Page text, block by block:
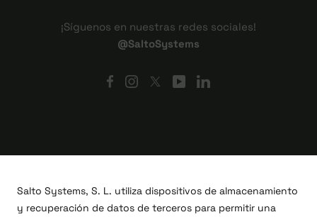
¡Síguenos en nuestras redes sociales!
@SaltoSystems
Salto Systems, S. L. utiliza dispositivos de almacenamiento
y recuperación de datos de terceros para permitir una